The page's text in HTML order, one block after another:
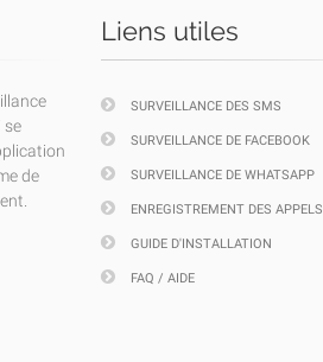
se
de
Liens utiles
SURVEILLANCE DES SMS
SURVEILLANCE DE FACEBOOK
SURVEILLANCE DE WHATSAPP
ENREGISTREMENT DES APPELS
GUIDE D'INSTALLATION
FAQ / AIDE